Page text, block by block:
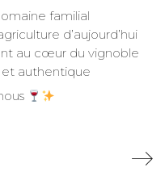
familial
d’aujourd’hui
au cœur du vignoble
authentique